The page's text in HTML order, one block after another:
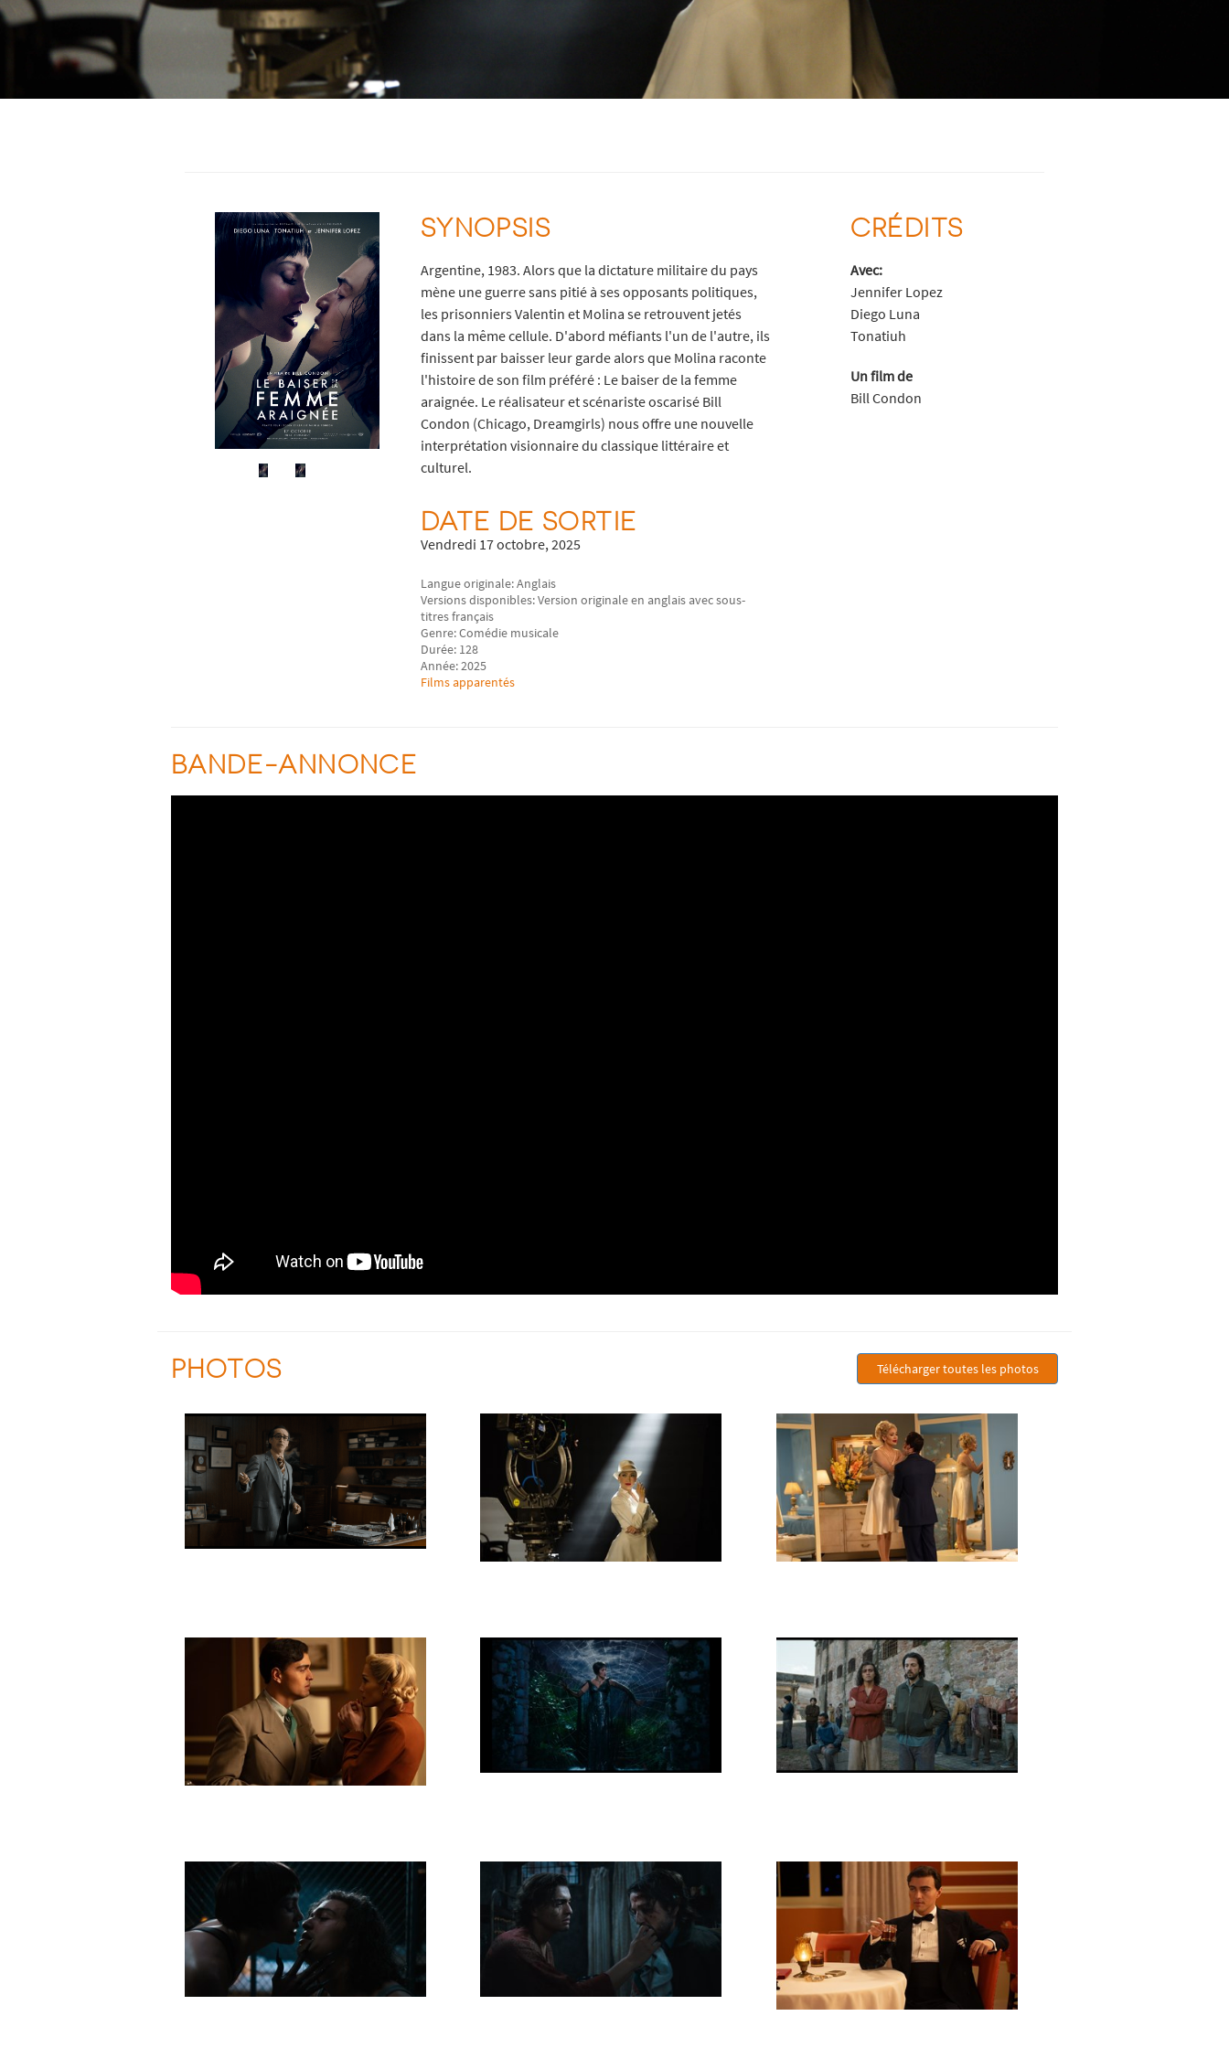
SYNOPSIS
Argentine, 1983. Alors que la dictature militaire du pays
mène une guerre sans pitié à ses opposants politiques,
les prisonniers Valentin et Molina se retrouvent jetés
dans la même cellule. D'abord méfiants l'un de l'autre, ils
finissent par baisser leur garde alors que Molina raconte
l'histoire de son film préféré : Le baiser de la femme
araignée. Le réalisateur et scénariste oscarisé Bill
Condon (Chicago, Dreamgirls) nous offre une nouvelle
interprétation visionnaire du classique littéraire et
culturel.
DATE DE SORTIE
Vendredi 17 octobre, 2025
Langue originale: Anglais
Versions disponibles: Version originale en anglais avec sous-
titres français
Genre: Comédie musicale
Durée: 128
Année: 2025
Films apparentés
CRÉDITS
Avec:
Jennifer Lopez
Diego Luna
Tonatiuh
Un film de
Bill Condon
BANDE-ANNONCE
PHOTOS Télécharger toutes les photos